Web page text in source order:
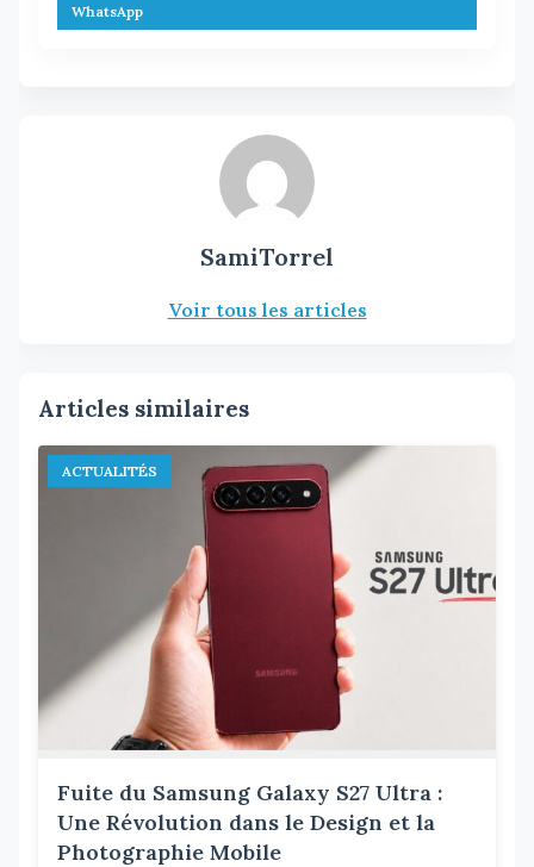
WhatsApp
SamiTorrel
Voir tous les articles
Articles similaires
ACTUALITÉS
Fuite du Samsung Galaxy S27 Ultra :
Une Révolution dans le Design et la
Photographie Mobile